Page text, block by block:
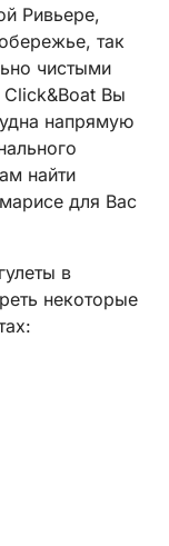
Ривьере,
так
чистыми
Вы
напрямую
найти
для Вас
в
некоторые